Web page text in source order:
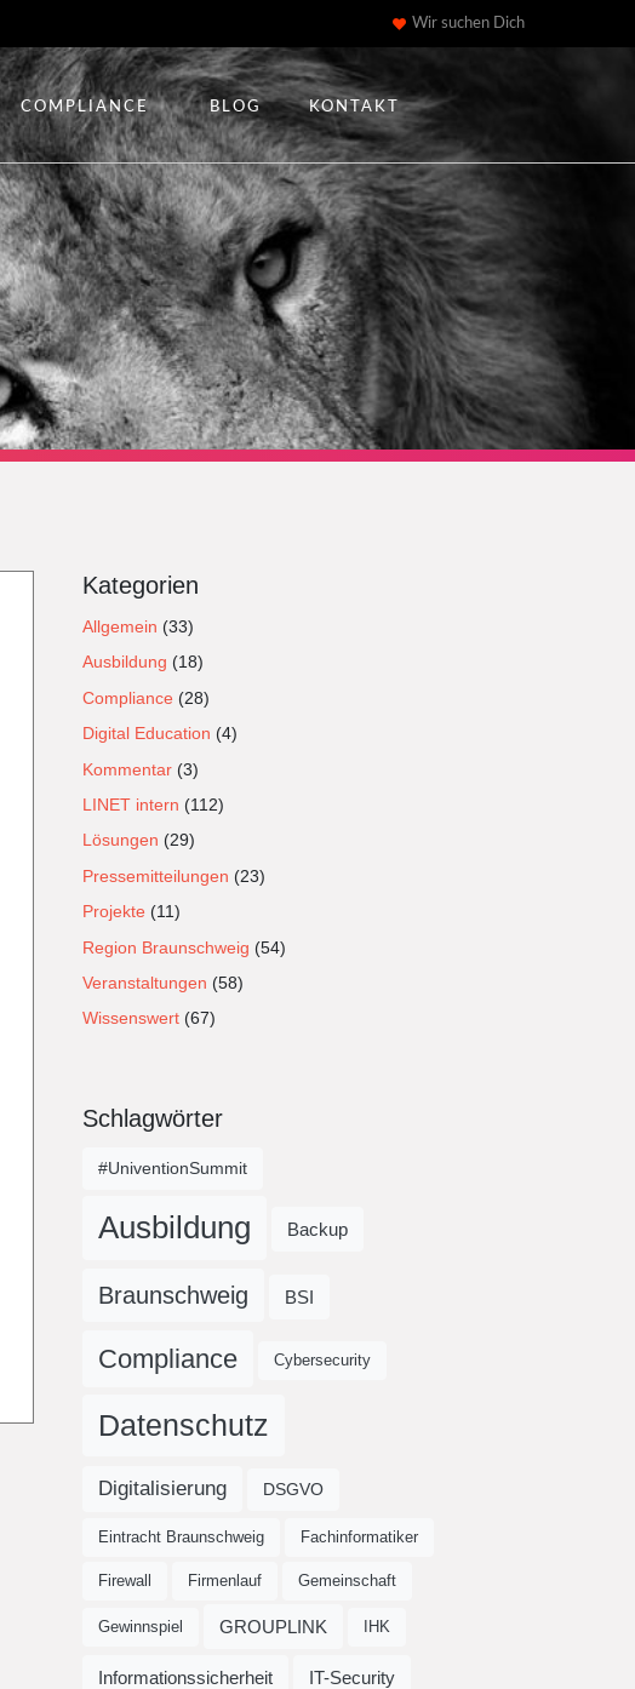
Wir suchen Dich
COMPLIANCE BLOG KONTAKT
Kategorien
Allgemein (33)
Ausbildung (18)
Compliance (28)
Digital Education (4)
Kommentar (3)
LINET intern (112)
Lösungen (29)
Pressemitteilungen (23)
Projekte (11)
Region Braunschweig (54)
Veranstaltungen (58)
Wissenswert (67)
Schlagwörter
#UniventionSummit
Ausbildung Backup
Braunschweig BSI
Compliance Cybersecurity
Datenschutz
Digitalisierung DSGVO
Eintracht Braunschweig Fachinformatiker
Firewall Firmenlauf Gemeinschaft
Gewinnspiel GROUPLINK IHK
Informationssicherheit IT-Security